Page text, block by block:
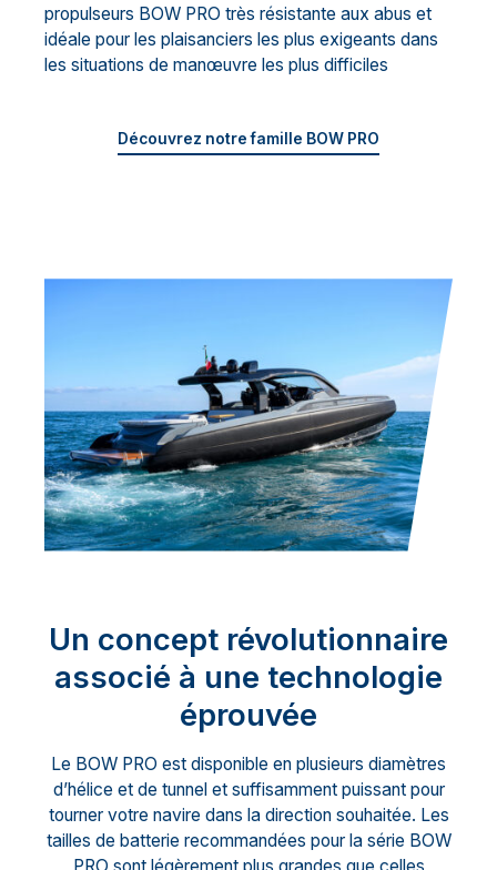
propulseurs BOW PRO très résistante aux abus et
idéale pour les plaisanciers les plus exigeants dans
les situations de manœuvre les plus difficiles
Découvrez notre famille BOW PRO
Un concept révolutionnaire
associé à une technologie
éprouvée
Le BOW PRO est disponible en plusieurs diamètres
d’hélice et de tunnel et suffisamment puissant pour
tourner votre navire dans la direction souhaitée. Les
tailles de batterie recommandées pour la série BOW